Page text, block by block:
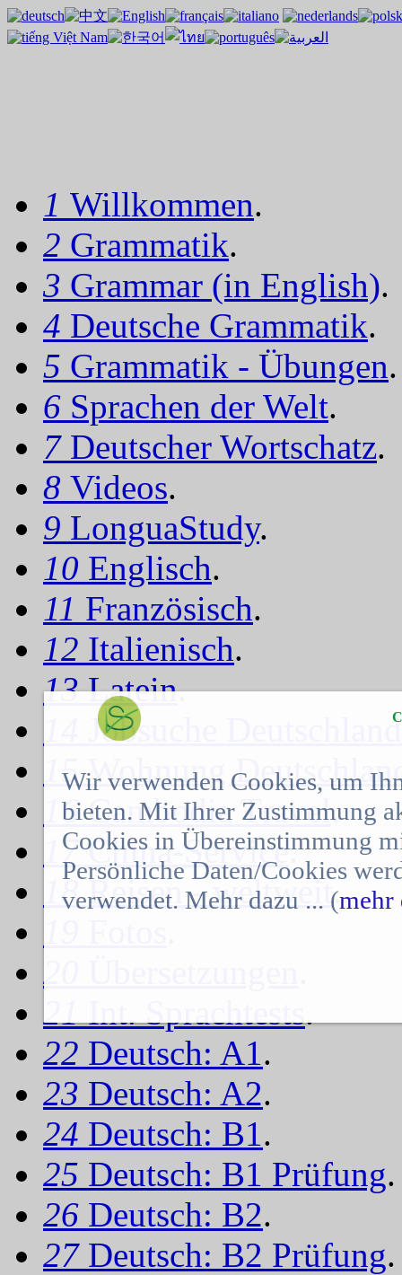
1 Willkommen.
2 Grammatik.
3 Grammar (in English).
4 Deutsche Grammatik.
5 Grammatik - Übungen.
6 Sprachen der Welt.
7 Deutscher Wortschatz.
8 Videos.
9 LonguaStudy.
10 Englisch.
11 Französisch.
12 Italienisch.
13Latein.
Jobsuche Deutschland
15Wohnung
16Cambodia Travel.
17China-Service.
18Reisen - weltweit.
20
21Int. Sprachtests.
22 Deutsch: A1.
23 Deutsch: A2.
24 Deutsch: B1.
25 Deutsch: B1 Prüfung.
26 Deutsch: B2.
27 Deutsch: B2 Prüfung.
Wir verwenden Cookies, um
bieten. Mit Ihrer Zustimmung
Cookies in Übereinstimmung
Persönliche Daten/Cookies
verwendet. Mehr dazu ... (mehr